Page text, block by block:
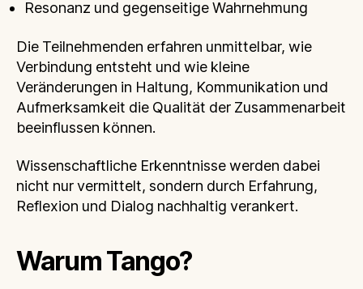
Resonanz und gegenseitige Wahrnehmung
Die Teilnehmenden erfahren unmittelbar, wie
Verbindung entsteht und wie kleine
Veränderungen in Haltung, Kommunikation und
Aufmerksamkeit die Qualität der Zusammenarbeit
beeinflussen können.
Wissenschaftliche Erkenntnisse werden dabei
nicht nur vermittelt, sondern durch Erfahrung,
Reflexion und Dialog nachhaltig verankert.
Warum Tango?